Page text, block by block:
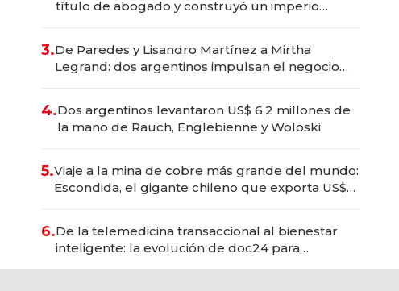
título de abogado y construyó un imperio
3.De Paredes y Lisandro Martínez a Mirtha
Legrand: dos argentinos impulsan el negocio
4.Dos argentinos levantaron US$ 6,2 millones de
la mano de Rauch, Englebienne y Woloski
5.Viaje a la mina de cobre más grande del mundo:
Escondida, el gigante chileno que exporta US$
6.De la telemedicina transaccional al bienestar
inteligente: la evolución de doc24 para